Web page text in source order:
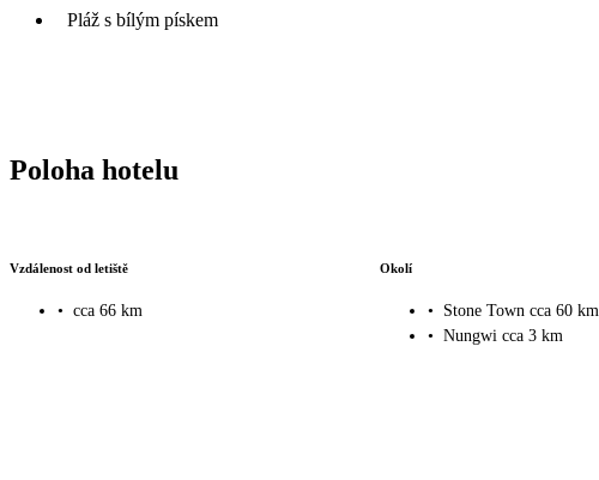
Pláž s bílým pískem
Poloha hotelu
Vzdálenost od letiště
• cca 66 km
Okolí
•
Stone Town cca 60 km
• Nungwi cca 3 km